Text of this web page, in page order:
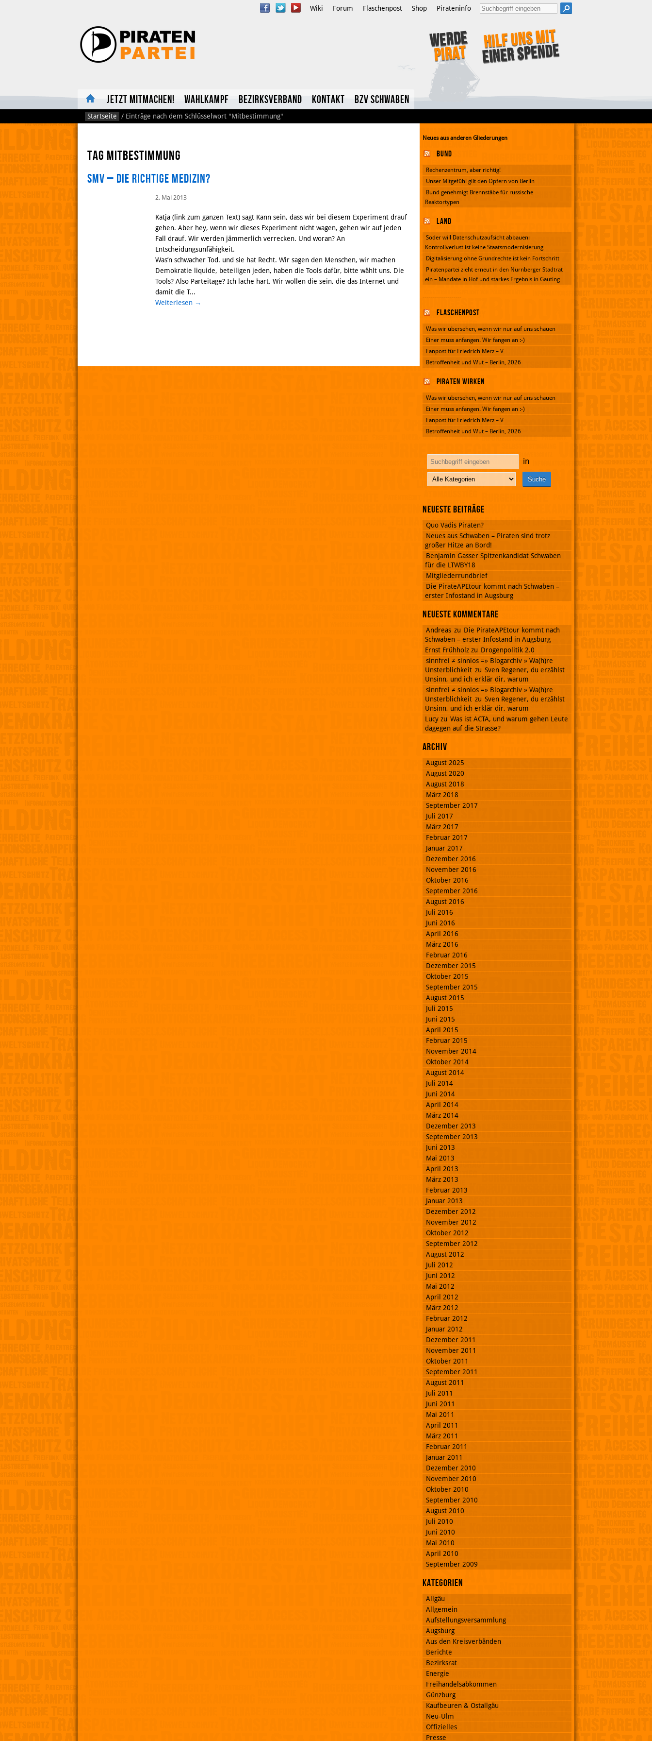
Wiki Forum Flaschenpost Shop Pirateninfo
Werde
Pirat
Hilf uns mit
einer Spende
Jetzt mitmachen! Wahlkampf Bezirksverband Kontakt BzV Schwaben
Startseite / Einträge nach dem Schlüsselwort "Mitbestimmung"
Tag Mitbestimmung
SMV – die richtige Medizin?
2. Mai 2013
Katja (link zum ganzen Text) sagt Kann sein, dass wir bei diesem Experiment drauf
gehen. Aber hey, wenn wir dieses Experiment nicht wagen, gehen wir auf jeden
Fall drauf. Wir werden jämmerlich verrecken. Und woran? An
Entscheidungsunfähigkeit.
Was’n schwacher Tod. und sie hat Recht. Wir sagen den Menschen, wir machen
Demokratie liquide, beteiligen jeden, haben die Tools dafür, bitte wählt uns. Die
Tools? Also Parteitage? Ich lache hart. Wir wollen die sein, die das Internet und
damit die T...
Weiterlesen →
Neues aus anderen Gliederungen
Bund
Rechenzentrum, aber richtig!
Unser Mitgefühl gilt den Opfern von Berlin
Bund genehmigt Brennstäbe für russische
Reaktortypen
Land
Söder will Datenschutzaufsicht abbauen:
Kontrollverlust ist keine Staatsmodernisierung
Digitalisierung ohne Grundrechte ist kein Fortschritt
Piratenpartei zieht erneut in den Nürnberger Stadtrat
ein – Mandate in Hof und starkes Ergebnis in Gauting
--------------------
Flaschenpost
Was wir übersehen, wenn wir nur auf uns schauen
Einer muss anfangen. Wir fangen an :-)
Fanpost für Friedrich Merz – V
Betroffenheit und Wut – Berlin, 2026
Piraten wirken
Was wir übersehen, wenn wir nur auf uns schauen
Einer muss anfangen. Wir fangen an :-)
Fanpost für Friedrich Merz – V
Betroffenheit und Wut – Berlin, 2026
in
Neueste Beiträge
Quo Vadis Piraten?
Neues aus Schwaben – Piraten sind trotz
großer Hitze an Bord!
Benjamin Gasser Spitzenkandidat Schwaben
für die LTWBY18
Mitgliederrundbrief
Die PirateAPEtour kommt nach Schwaben –
erster Infostand in Augsburg
Neueste Kommentare
Andreas zu Die PirateAPEtour kommt nach
Schwaben – erster Infostand in Augsburg
Ernst Frühholz zu Drogenpolitik 2.0
sinnfrei ≠ sinnlos =» Blogarchiv » Wa(h)re
Unsterblichkeit zu Sven Regener, du erzählst
Unsinn, und ich erklär dir, warum
sinnfrei ≠ sinnlos =» Blogarchiv » Wa(h)re
Unsterblichkeit zu Sven Regener, du erzählst
Unsinn, und ich erklär dir, warum
Lucy zu Was ist ACTA, und warum gehen Leute
dagegen auf die Strasse?
Archiv
August 2025
August 2020
August 2018
März 2018
September 2017
Juli 2017
März 2017
Februar 2017
Januar 2017
Dezember 2016
November 2016
Oktober 2016
September 2016
August 2016
Juli 2016
Juni 2016
April 2016
März 2016
Februar 2016
Dezember 2015
Oktober 2015
September 2015
August 2015
Juli 2015
Juni 2015
April 2015
Februar 2015
November 2014
Oktober 2014
August 2014
Juli 2014
Juni 2014
April 2014
März 2014
Dezember 2013
September 2013
Juni 2013
Mai 2013
April 2013
März 2013
Februar 2013
Januar 2013
Dezember 2012
November 2012
Oktober 2012
September 2012
August 2012
Juli 2012
Juni 2012
Mai 2012
April 2012
März 2012
Februar 2012
Januar 2012
Dezember 2011
November 2011
Oktober 2011
September 2011
August 2011
Juli 2011
Juni 2011
Mai 2011
April 2011
März 2011
Februar 2011
Januar 2011
Dezember 2010
November 2010
Oktober 2010
September 2010
August 2010
Juli 2010
Juni 2010
Mai 2010
April 2010
September 2009
Kategorien
Allgäu
Allgemein
Aufstellungsversammlung
Augsburg
Aus den Kreisverbänden
Berichte
Bezirksrat
Energie
Freihandelsabkommen
Günzburg
Kaufbeuren & Ostallgäu
Neu-Ulm
Offizielles
Presse